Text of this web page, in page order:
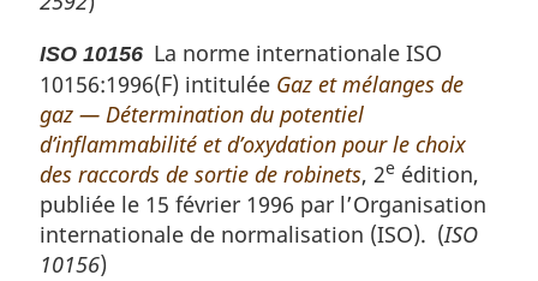
ISO 10156 La norme internationale ISO
10156:1996(F) intitulée Gaz et mélanges de
gaz — Détermination du potentiel
d’inflammabilité et d’oxydation pour le choix
des raccords de sortie de robinets, 2e édition,
publiée le 15 février 1996 par l’Organisation
internationale de normalisation (ISO). (ISO
10156)